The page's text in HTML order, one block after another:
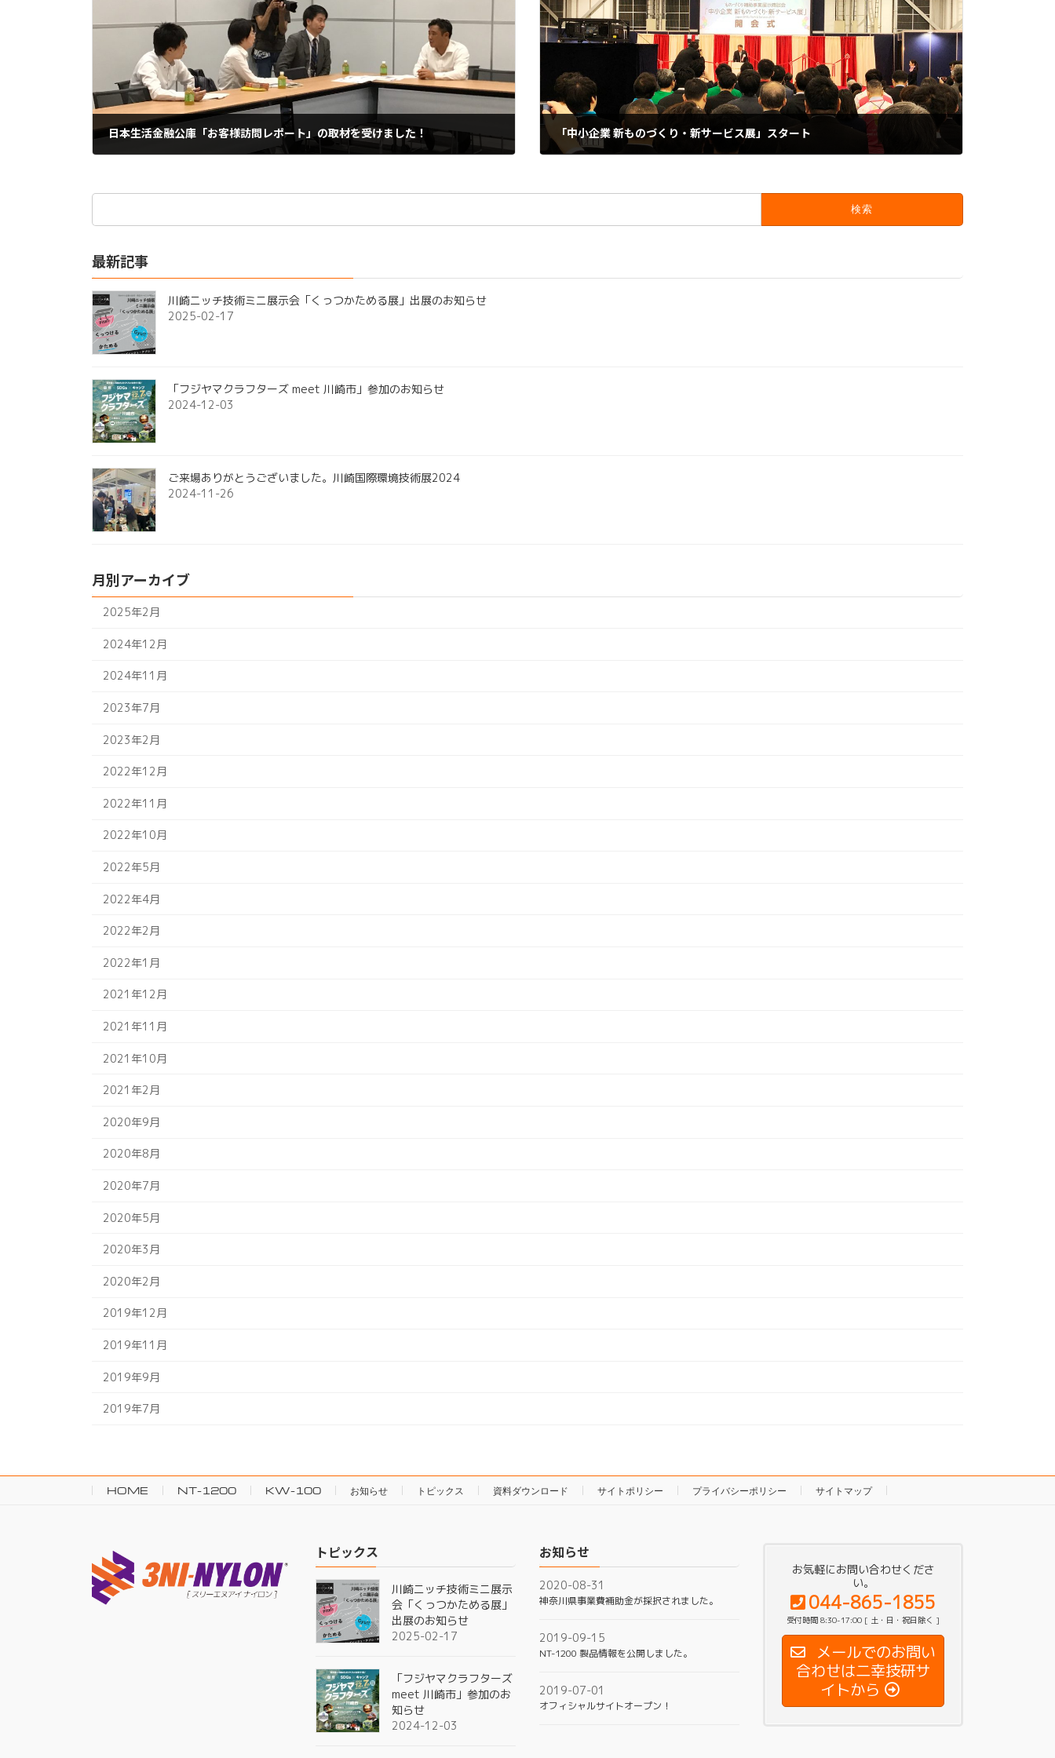
日本生活金融公庫「お客様訪問レポート」の取材を受けました！
2019-11-10
「中小企業 新ものづくり・新サービス展」スタート
2019-12-04
検
最新記事
川崎ニッチ技術ミニ展示会「くっつかためる展」出展のお知らせ
2025-02-17
「フジヤマクラフターズ meet 川崎市」参加のお知らせ
2024-12-03
ご来場ありがとうございました。川崎国際環境技術展2024
2024-11-26
月別アーカイブ
2025年2月
2024年12月
2024年11月
2023年7月
2023年2月
2022年12月
2022年11月
2022年10月
2022年5月
2022年4月
2022年2月
2022年1月
2021年12月
2021年11月
2021年10月
2021年2月
2020年9月
2020年8月
2020年7月
2020年5月
2020年3月
2020年2月
2019年12月
2019年11月
2019年9月
2019年7月
HOME NT-1200 KW-100 お知らせ トピックス 資料ダウンロード サイトポリシー プライバシーポリシー サイトマップ
トピックス
川崎ニッチ技術ミニ展示
会「くっつかためる展」
出展のお知らせ
2025-02-17
「フジヤマクラフターズ
meet 川崎市」参加のお
知らせ
2024-12-03
お知らせ
2020-08-31
神奈川県事業費補助金が採択されました。
2019-09-15
NT-1200 製品情報を公開しました。
2019-07-01
オフィシャルサイトオープン！
お気軽にお問い合わせくださ
い。
044-865-1855
受付時間 8:30-17:00 [ 土・日・祝日除く ]
メールでのお問い
合わせは二幸技研サ
イトから